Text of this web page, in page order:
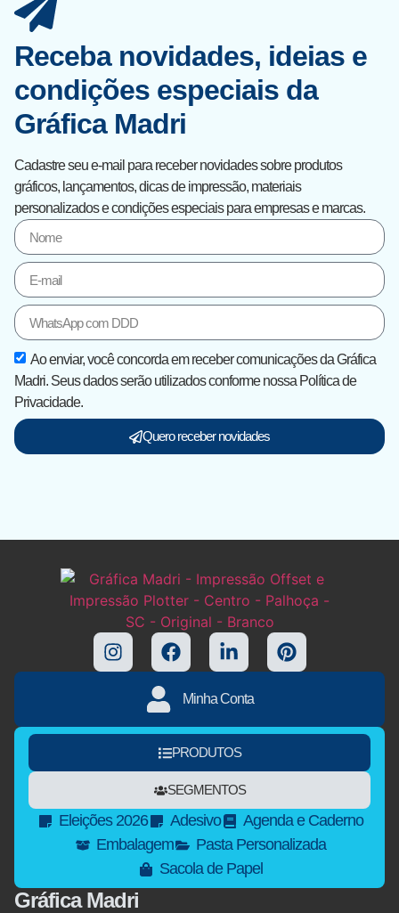
Receba novidades, ideias e
condições especiais da
Gráfica Madri
Cadastre seu e-mail para receber novidades sobre produtos
gráficos, lançamentos, dicas de impressão, materiais
personalizados e condições especiais para empresas e marcas.
Ao enviar, você concorda em receber comunicações da Gráfica
Madri. Seus dados serão utilizados conforme nossa Política de
Privacidade.
Quero receber novidades
Minha Conta
PRODUTOS
SEGMENTOS
Eleições 2026 Adesivo
Agenda e Caderno
Embalagem
Pasta Personalizada
Sacola de Papel
Gráfica Madri